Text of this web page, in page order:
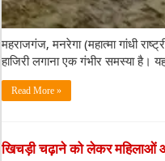
महराजगंज, मनरेगा (महात्मा गांधी
हाजिरी लगाना एक गंभीर समस्या है।
Read More »
खिचड़ी चढ़ाने को लेकर महिलाओं